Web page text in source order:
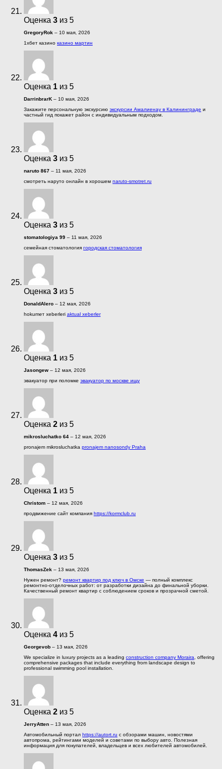
Оценка 3 из 5
GregoryRok – 10 мая, 2026
1хбет казино казино мартин
Оценка 1 из 5
DarrinbrarK – 10 мая, 2026
Закажите персональную экскурсию экскурсии Амалиенау в Калининграде и
частный гид покажет район с индивидуальным подходом.
Оценка 3 из 5
naruto 867 – 11 мая, 2026
смотреть наруто онлайн в хорошем naruto-smotret.ru
Оценка 3 из 5
stomatologiya 99 – 11 мая, 2026
семейная стоматология городская стоматология
Оценка 3 из 5
DonaldAlero – 12 мая, 2026
hokumет xeberleri aktual xeberler
Оценка 1 из 5
Jasongew – 12 мая, 2026
эвакуатор при поломке эвакуатор по москве ищу
Оценка 2 из 5
mikrosluchatko 64 – 12 мая, 2026
pronajem mikrosluchatka pronajem nanosondy Praha
Оценка 1 из 5
Christom – 12 мая, 2026
продвижение сайт компания https://kormclub.ru
Оценка 3 из 5
ThomasZek – 13 мая, 2026
Нужен ремонт? ремонт квартир под ключ в Омске — полный комплекс
ремонтно-отделочных работ: от разработки дизайна до финальной уборки.
Качественный ремонт квартир с соблюдением сроков и прозрачной сметой.
Оценка 4 из 5
Georgevob – 13 мая, 2026
We specialize in luxury projects as a leading construction company Moraira, offering
comprehensive packages that include everything from landscape design to
professional swimming pool installation.
Оценка 2 из 5
JerryAtten – 13 мая, 2026
Автомобильный портал https://autort.ru с обзорами машин, новостями
автопрома, рейтингами моделей и советами по выбору авто. Полезная
информация для покупателей, владельцев и всех любителей автомобилей.